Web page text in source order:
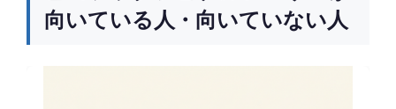
向いている人・向いていない人